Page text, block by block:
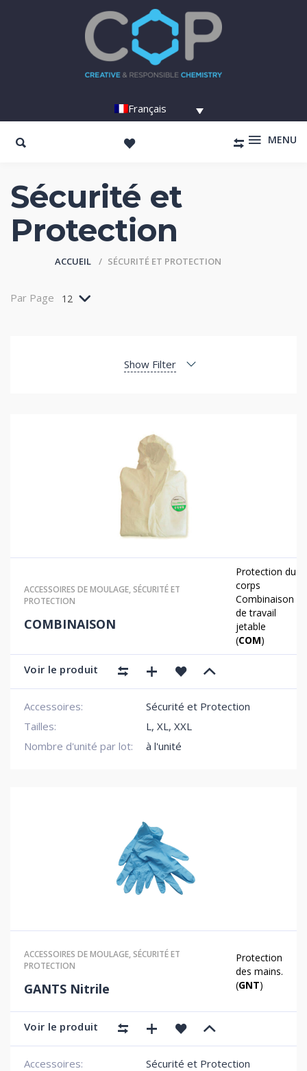
Français
MENU
Sécurité et
Protection
ACCUEIL SÉCURITÉ ET PROTECTION
Par Page 12
Show Filter
ACCESSOIRES DE MOULAGE,SÉCURITÉ ET
PROTECTION
COMBINAISON
Protection du
corps
Combinaison
de travail
jetable
(COM)
Voir le produit
Accessoires:
Sécurité et Protection
Tailles:
L, XL, XXL
Nombre d'unité par lot:
à l'unité
ACCESSOIRES DE MOULAGE,SÉCURITÉ ET
PROTECTION
GANTS Nitrile
Protection
des mains.
(GNT)
Voir le produit
Accessoires:
Sécurité et Protection